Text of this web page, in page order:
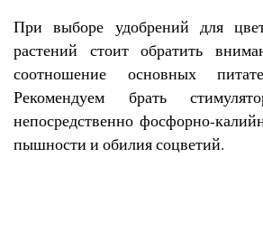
При выборе удобрений для
растений стоит обратить
соотношение основных
Рекомендуем брать
непосредственно фосфорно-
пышности и обилия соцветий.